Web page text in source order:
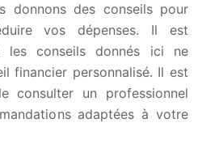
donnons des conseils pour
vos dépenses. Il est
les conseils donnés ici ne
financier personnalisé. Il est
consulter un professionnel
adaptées à votre